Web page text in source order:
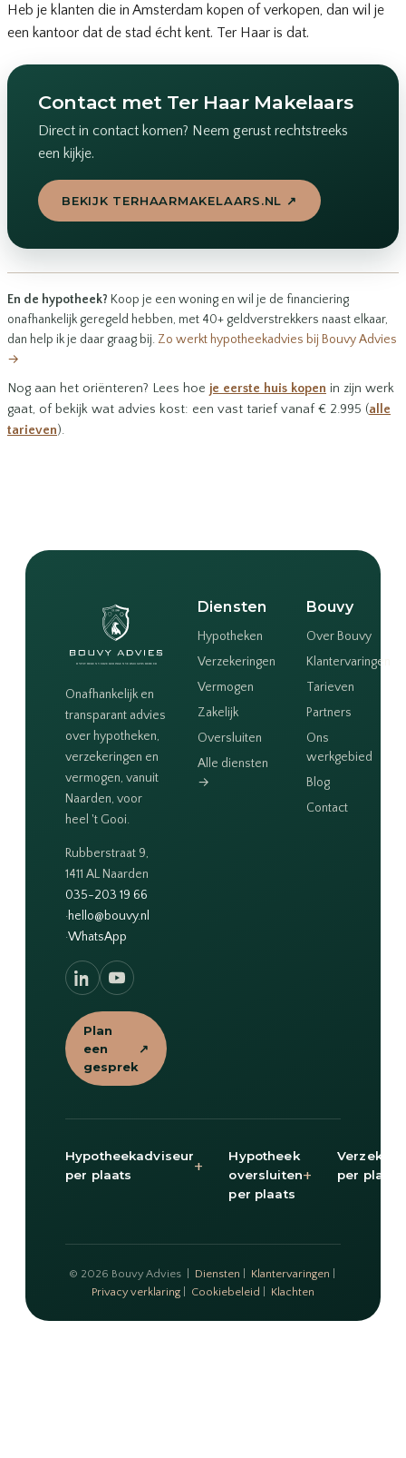
Heb je klanten die in Amsterdam kopen of verkopen, dan wil je
een kantoor dat de stad écht kent. Ter Haar is dat.
Contact met Ter Haar Makelaars
Direct in contact komen? Neem gerust rechtstreeks
een kijkje.
BEKIJK TERHAARMAKELAARS.NL ↗
En de hypotheek? Koop je een woning en wil je de financiering
onafhankelijk geregeld hebben, met 40+ geldverstrekkers naast elkaar,
dan help ik je daar graag bij. Zo werkt hypotheekadvies bij Bouvy Advies
→
Nog aan het oriënteren? Lees hoe je eerste huis kopen in zijn werk
gaat, of bekijk wat advies kost: een vast tarief vanaf € 2.995 (alle
tarieven).
Onafhankelijk en
transparant advies
over hypotheken,
verzekeringen en
vermogen, vanuit
Naarden, voor
heel 't Gooi.
Rubberstraat 9,
1411 AL Naarden
035-203 19 66
·hello@bouvy.nl
·WhatsApp
Plan
een
gesprek
↗
Diensten
Hypotheken
Verzekeringen
Vermogen
Zakelijk
Oversluiten
Alle diensten
→
Bouvy
Over Bouvy
Klantervaringen
Tarieven
Partners
Ons
werkgebied
Blog
Contact
Hypotheekadviseur
per plaats
+
Hypotheek
oversluiten
per plaats
+
per plaats
© 2026 Bouvy Advies | Diensten Klantervaringen
Privacy verklaring
Cookiebeleid Klachten